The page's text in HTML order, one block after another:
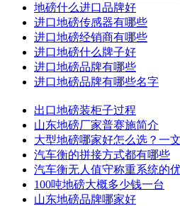
地磅什么进口品牌好
进口地磅传感器有哪些
进口地磅经销商有哪些
进口地磅什么牌子好
进口地磅品牌有哪些
进口地磅品牌有哪些名字
出口地磅装柜子过程
山东地磅厂家普赛施简介
大型地磅哪家好怎么选？一
汽车衡的拼接方式都有哪些
汽车衡无人值守称重系统的
100吨地磅大概多少钱一台
山东地磅品牌哪家好